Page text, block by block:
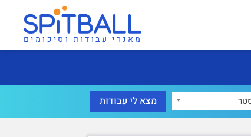
מאגרי עבודות וסיכומים